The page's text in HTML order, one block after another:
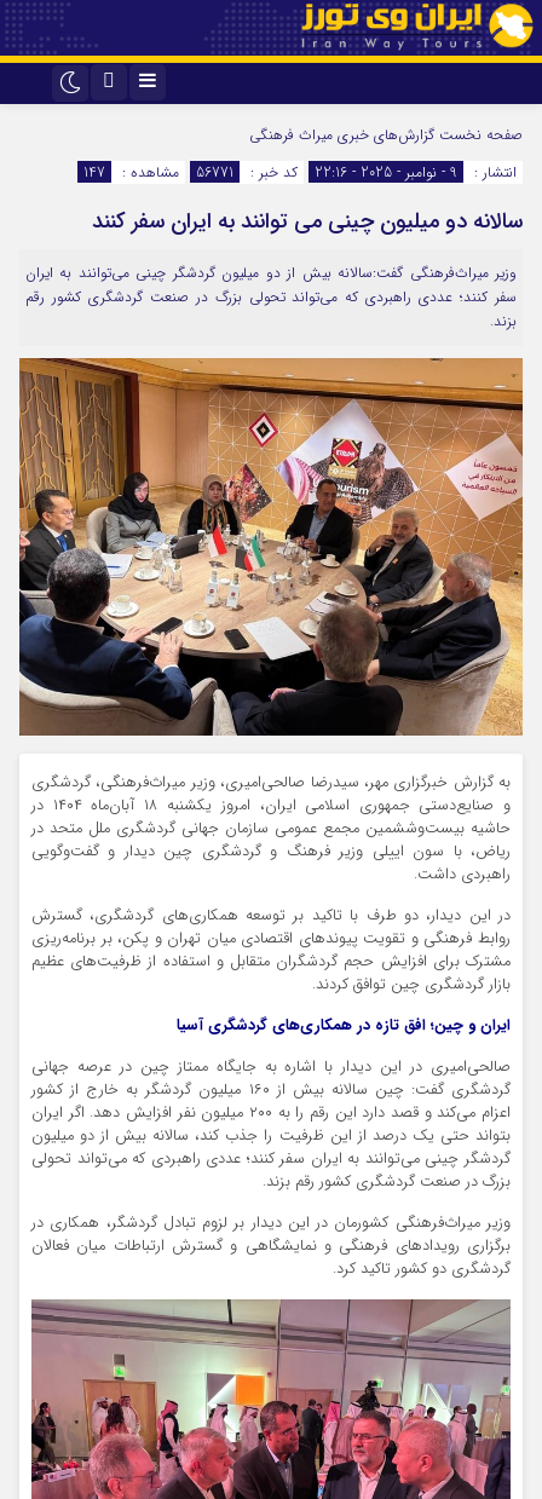
اینستاگرام
صفحه نخست گزارش‌های خبری میراث فرهنگی
انتشار :
9 - نوامبر - 2025 - 22:16 کد خبر : 56771 مشاهده : 147
سالانه دو میلیون چینی می توانند به ایران سفر کنند
وزیر میراث‌فرهنگی گفت:سالانه بیش از دو میلیون گردشگر چینی می‌توانند به ایران
سفر کنند؛ عددی راهبردی که می‌تواند تحولی بزرگ در صنعت گردشگری کشور رقم
بزند.
به گزارش خبرگزاری مهر، سیدرضا صالحی‌امیری، وزیر میراث‌فرهنگی، گردشگری
و صنایع‌دستی جمهوری اسلامی ایران، امروز یکشنبه ۱۸ آبان‌ماه
۱۴۰۴
در
حاشیه بیست‌وششمین مجمع عمومی سازمان جهانی گردشگری ملل متحد در
ریاض، با سون اییلی وزیر فرهنگ و گردشگری چین دیدار و گفت‌وگویی
راهبردی داشت.
در این دیدار، دو طرف با تاکید بر توسعه همکاری‌های گردشگری، گسترش
روابط فرهنگی و تقویت پیوندهای اقتصادی میان تهران و پکن، بر برنامه‌ریزی
مشترک برای افزایش حجم گردشگران متقابل و استفاده از ظرفیت‌های عظیم
بازار گردشگری چین توافق کردند.
ایران و چین؛ افق تازه در همکاری‌های گردشگری آسیا
صالحی‌امیری در این دیدار با اشاره به جایگاه ممتاز چین در عرصه جهانی
گردشگری گفت: چین سالانه بیش از ۱۶۰ میلیون گردشگر به خارج از کشور
اعزام می‌کند و قصد دارد این رقم را به ۲۰۰ میلیون نفر افزایش دهد. اگر ایران
بتواند حتی یک درصد از این ظرفیت را جذب کند، سالانه بیش از دو میلیون
گردشگر چینی می‌توانند به ایران سفر کنند؛ عددی راهبردی که می‌تواند تحولی
بزرگ در صنعت گردشگری کشور رقم بزند.
وزیر میراث‌فرهنگی کشورمان در این دیدار بر لزوم تبادل گردشگر، همکاری در
برگزاری رویدادهای فرهنگی و نمایشگاهی و گسترش ارتباطات میان فعالان
گردشگری دو کشور تاکید کرد.